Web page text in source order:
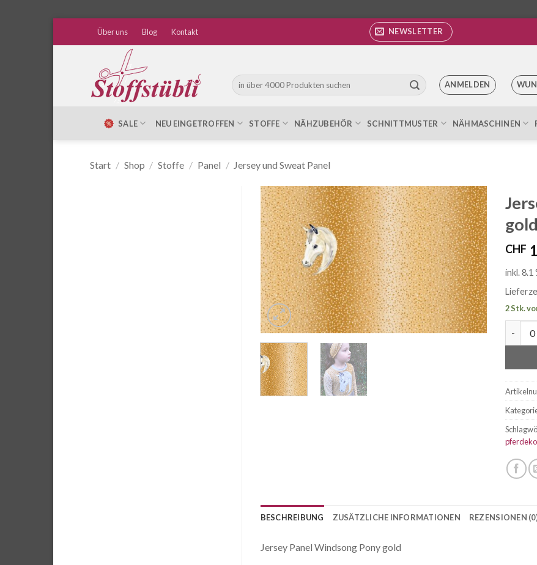
Über uns Blog Kontakt NEWSLETTER
Suche
nach:
ANMELDEN
SALE NEU EINGETROFFEN STOFFE NÄHZUBEHÖR SCHNITTMUSTER NÄHMASCHINEN
Start / Shop / Stoffe / Panel / Jersey und Sweat Panel
Auf die
Wunschliste
gold
CHF
inkl. 8.1
2 Stk.
BESCHREIBUNG ZUSÄTZLICHE INFORMATIONEN REZENSIONEN
Jersey Panel Windsong Pony gold